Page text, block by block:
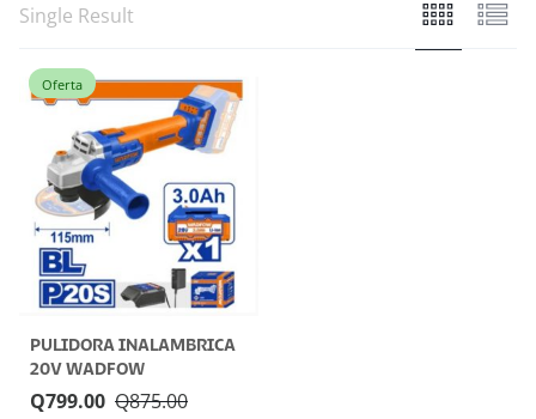
Single Result
Oferta
PULIDORA INALAMBRICA
20V WADFOW
Q875.00
Q799.00